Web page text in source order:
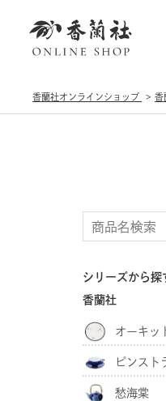
香蘭社オンラインショップ 香
シリーズから探
香蘭社
オーキッ
ピンスト
愁海棠